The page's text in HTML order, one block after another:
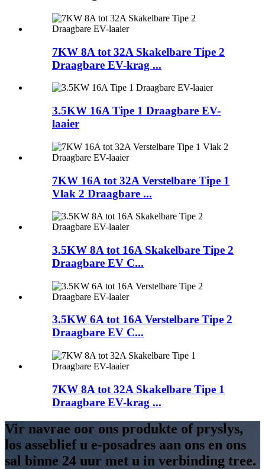
7KW 8A tot 32A Skakelbare Tipe 2
Draagbare EV-krag ...
3.5KW 16A Tipe 1 Draagbare EV-
laaier
7KW 16A tot 32A Verstelbare Tipe 1
Vlak 2 Draagbare ...
3.5KW 8A tot 16A Skakelbare Tipe 2
Draagbare EV C...
3.5KW 6A tot 16A Verstelbare Tipe 2
Draagbare EV C...
7KW 8A tot 32A Skakelbare Tipe 1
Draagbare EV-krag ...
Vir navrae oor ons produkte of pryslys,
los asseblief u e-posadres aan ons en ons
sal binne 24 uur met u in verbinding tree.